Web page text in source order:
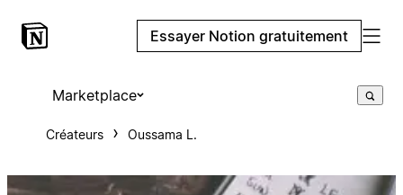
Essayer Notion gratuitement
Marketplace
Créateurs Oussama L.